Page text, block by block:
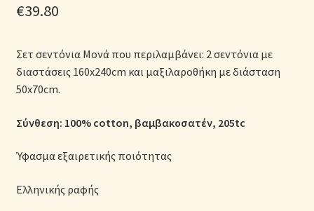
Μονόχρωμες Παπλωματοθήκες
Ολοκλήρωση παραγγελίας
Όροι Χρήσης
Παιδικά Λευκά Είδη
Παπλώματα για Ζεστασιά & Άνεση
Παπλωματοθήκες
€39.80
Σετ σεντόνια Μονά που περιλαμβάνει: 2 σεντόνια με
διαστάσεις 160x240cm και μαξιλαροθήκη με διάσταση
50x70cm.
Σύνθεση: 100% cotton, βαμβακοσατέν, 205tc
Ύφασμα εξαιρετικής ποιότητας
Ελληνικής ραφής